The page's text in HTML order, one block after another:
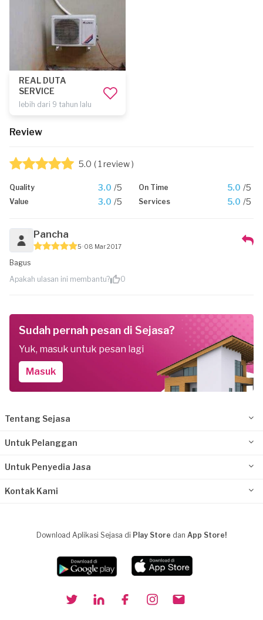
REAL DUTA
SERVICE
lebih dari 9 tahun lalu
Review
5.0 ( 1 review )
Quality 3.0 /5 On Time 5.0 /5
Value 3.0 /5 Services 5.0 /5
Pancha
5 08 Mar 2017
Bagus
Apakah ulasan ini membantu?
0
Sudah pernah pesan di Sejasa?
Yuk, masuk untuk pesan lagi
Masuk
Tentang Sejasa
Untuk Pelanggan
Untuk Penyedia Jasa
Kontak Kami
Download Aplikasi Sejasa di Play Store dan App Store!